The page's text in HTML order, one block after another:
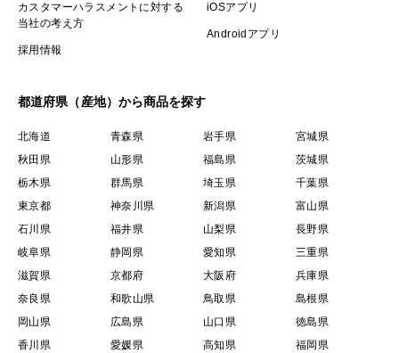
カスタマーハラスメントに対する
当社の考え方
採用情報
iOSアプリ
Androidアプリ
都道府県（産地）から商品を探す
北海道 青森県 岩手県
宮城県
秋田県
山形県 福島県
茨城県
栃木県
群馬県 埼玉県
千葉県
東京都
神奈川県 新潟県
富山県
石川県
福井県 山梨県
長野県
岐阜県
静岡県 愛知県
三重県
滋賀県
京都府 大阪府
兵庫県
奈良県
和歌山県 鳥取県
島根県
岡山県
広島県 山口県
徳島県
香川県
愛媛県 高知県
福岡県